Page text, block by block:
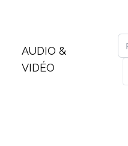
AUDIO &
VIDÉO